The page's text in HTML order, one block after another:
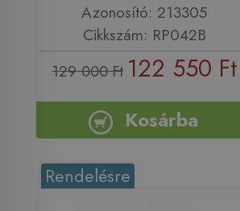
Azonosító: 213305
Cikkszám: RP042B
129 000 Ft 122 550 Ft
Kosárba
Rendelésre